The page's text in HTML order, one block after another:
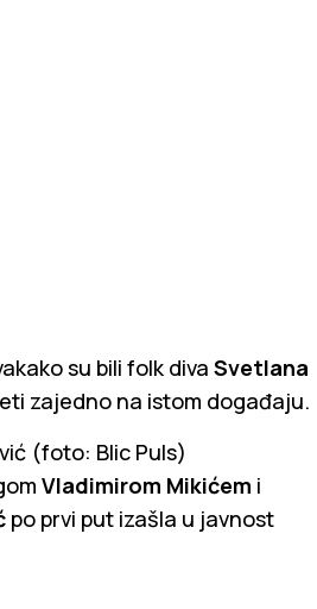
su bili folk diva Svetlana
zajedno na istom događaju.
(foto: Blic Puls)
Vladimirom Mikićem i
po prvi put izašla u javnost